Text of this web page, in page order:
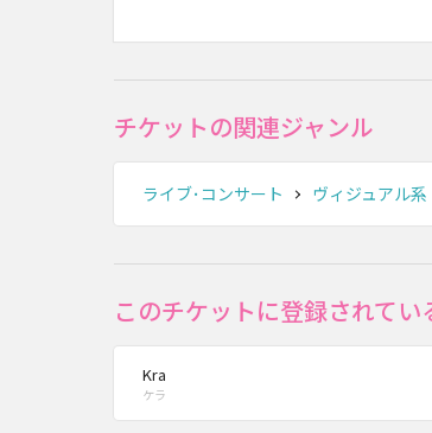
チケットの関連ジャンル
ライブ･コンサート ヴィジュアル系
このチケットに登録されて
Kra
ケラ